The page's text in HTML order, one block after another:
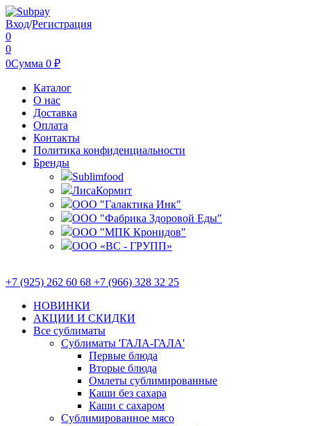
Вход/Регистрация
0
0
0Сумма 0 ₽
Каталог
О нас
Доставка
Оплата
Контакты
Политика конфиденциальности
Бренды
Sublimfood
ЛисаКормит
ООО "Галактика Инк"
ООО "Фабрика Здоровой Еды"
ООО "МПК Кронидов"
ООО «ВС - ГРУПП»
+7 (925) 262 60 68 +7 (966) 328 32 25
НОВИНКИ
АКЦИИ И СКИДКИ
Все сублиматы
Сублиматы 'ГАЛА-ГАЛА'
Первые блюда
Вторые блюда
Омлеты сублимированные
Каши без сахара
Каши с сахаром
Сублимированное мясо